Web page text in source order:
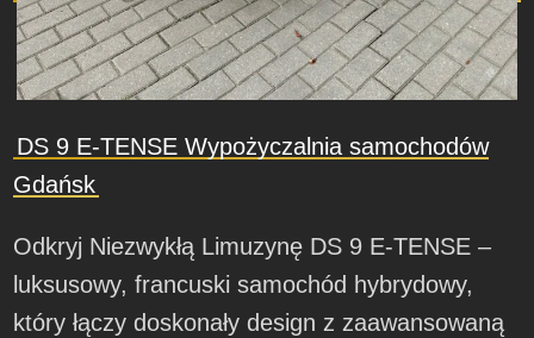
DS 9 E-TENSE Wypożyczalnia samochodów
Gdańsk
Odkryj Niezwykłą Limuzynę DS 9 E-TENSE –
luksusowy, francuski samochód hybrydowy,
który łączy doskonały design z zaawansowaną